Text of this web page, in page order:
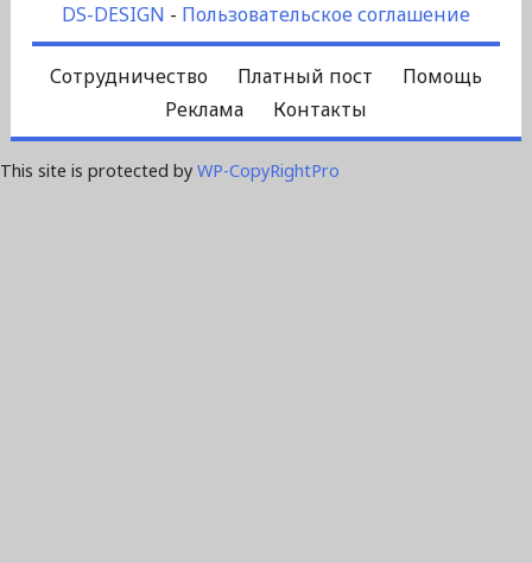
DS-DESIGN - Пользовательское соглашение
Сотрудничество Платный пост
Помощь
Реклама
Контакты
This site is protected by WP-CopyRightPro